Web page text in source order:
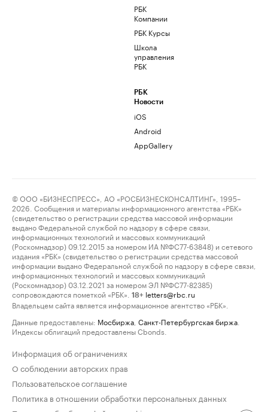
РБК
Компании
РБК Курсы
Школа
управления
РБК
РБК
Новости
iOS
Android
AppGallery
© ООО «БИЗНЕСПРЕСС», АО «РОСБИЗНЕСКОНСАЛТИНГ», 1995–
2026. Сообщения и материалы информационного агентства «РБК»
(свидетельство о регистрации средства массовой информации
выдано Федеральной службой по надзору в сфере связи,
информационных технологий и массовых коммуникаций
(Роскомнадзор) 09.12.2015 за номером ИА №ФС77-63848) и сетевого
издания «РБК» (свидетельство о регистрации средства массовой
информации выдано Федеральной службой по надзору в сфере связи,
информационных технологий и массовых коммуникаций
(Роскомнадзор) 03.12.2021 за номером ЭЛ №ФС77-82385)
сопровождаются пометкой «РБК».
18+ letters@rbc.ru
Владельцем сайта является информационное агентство «РБК».
Данные предоставлены: Мосбиржа Санкт-Петербургская биржа
Индексы облигаций предоставлены Cbonds.
Информация об ограничениях
О соблюдении авторских прав
Пользовательское соглашение
Политика в отношении обработки персональных данных